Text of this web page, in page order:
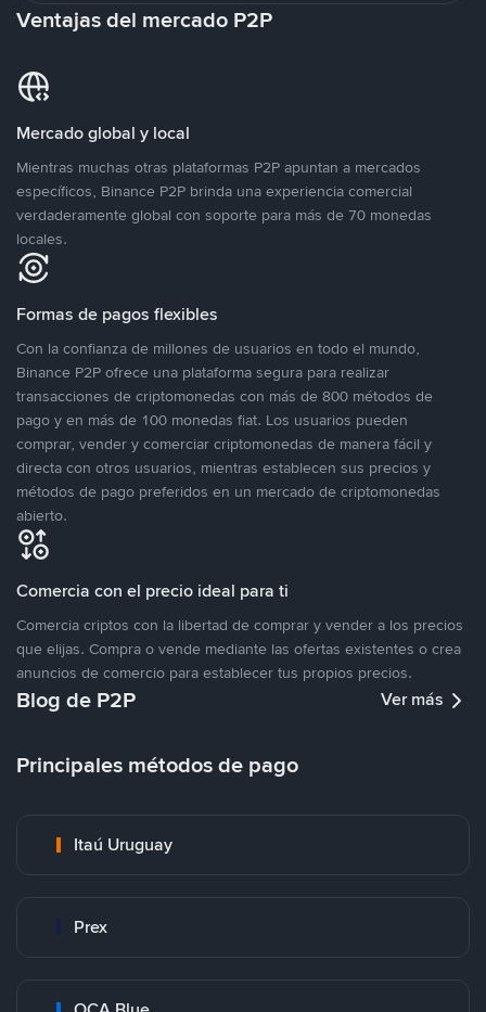
Ventajas del mercado P2P
Mercado global y local
Mientras muchas otras plataformas P2P apuntan a mercados
específicos, Binance P2P brinda una experiencia comercial
verdaderamente global con soporte para más de 70 monedas
locales.
Formas de pagos flexibles
Con la confianza de millones de usuarios en todo el mundo,
Binance P2P ofrece una plataforma segura para realizar
transacciones de criptomonedas con más de 800 métodos de
pago y en más de 100 monedas fiat. Los usuarios pueden
comprar, vender y comerciar criptomonedas de manera fácil y
directa con otros usuarios, mientras establecen sus precios y
métodos de pago preferidos en un mercado de criptomonedas
abierto.
Comercia con el precio ideal para ti
Comercia criptos con la libertad de comprar y vender a los precios
que elijas. Compra o vende mediante las ofertas existentes o crea
anuncios de comercio para establecer tus propios precios.
Blog de P2P Ver más
Principales métodos de pago
Itaú Uruguay
Prex